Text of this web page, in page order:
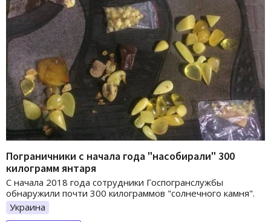
Пограничники с начала года "насобирали" 300
килограмм янтаря
С начала 2018 года сотрудники Госпогранслужбы
обнаружили почти 300 килограммов "солнечного камня".
Украина